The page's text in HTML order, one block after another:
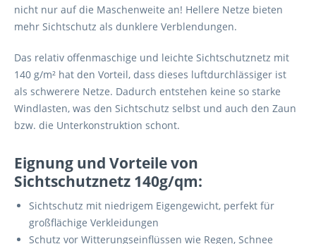
nicht nur auf die Maschenweite an! Hellere Netze bieten
mehr Sichtschutz als dunklere Verblendungen.
Das relativ offenmaschige und leichte Sichtschutznetz mit
140 g/m² hat den Vorteil, dass dieses luftdurchlässiger ist
als schwerere Netze. Dadurch entstehen keine so starke
Windlasten, was den Sichtschutz selbst und auch den Zaun
bzw. die Unterkonstruktion schont.
Eignung und Vorteile von
Sichtschutznetz 140g/qm:
Sichtschutz mit niedrigem Eigengewicht, perfekt für
großflächige Verkleidungen
Schutz vor Witterungseinflüssen wie Regen, Schnee